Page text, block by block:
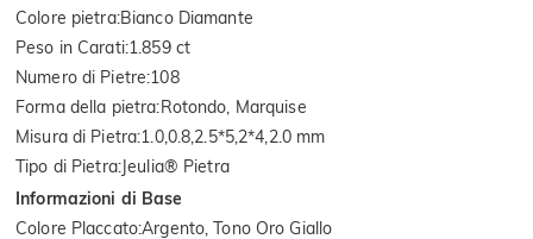
Colore pietra:Bianco Diamante
Peso in Carati:1.859 ct
Numero di Pietre:108
Forma della pietra:Rotondo, Marquise
Misura di Pietra:1.0,0.8,2.5*5,2*4,2.0 mm
Tipo di Pietra:Jeulia® Pietra
Informazioni di Base
Colore Placcato:Argento, Tono Oro Giallo